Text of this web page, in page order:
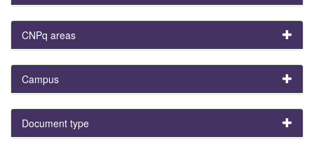
CNPq areas
Campus
Document type